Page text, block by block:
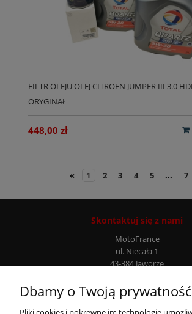
FILTR OLEJU OLEJ CITROEN JUMPER III 3.0
ORYGINAŁ
448,00 zł
« 1 2 3 4 5 ... 7
Skontaktuj się z nami
MotoFrance
ul. Niecała 1
43-384 Jaworze
Moje konto
Dbamy o Twoją prywatność